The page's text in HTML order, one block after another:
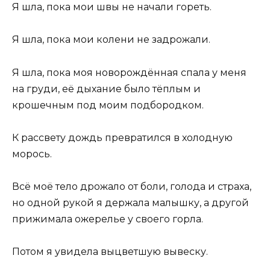
Я шла, пока мои швы не начали гореть.
Я шла, пока мои колени не задрожали.
Я шла, пока моя новорождённая спала у меня
на груди, её дыхание было тёплым и
крошечным под моим подбородком.
К рассвету дождь превратился в холодную
морось.
Всё моё тело дрожало от боли, голода и страха,
но одной рукой я держала малышку, а другой
прижимала ожерелье у своего горла.
Потом я увидела выцветшую вывеску.